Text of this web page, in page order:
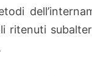
ritenuti